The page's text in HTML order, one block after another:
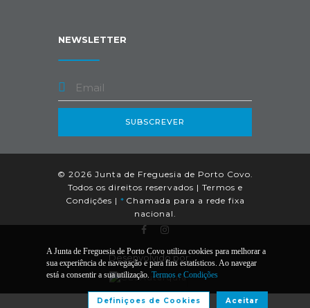
NEWSLETTER
SUBSCREVER
© 2026 Junta de Freguesia de Porto Covo.
Todos os direitos reservados | Termos e
Condições | * Chamada para a rede fixa
nacional.
Desenvolvido por:
A Junta de Freguesia de Porto Covo utiliza cookies para melhorar a
sua experiência de navegação e para fins estatísticos. Ao navegar
está a consentir a sua utilização. Termos e Condições
Aceitar
Definiçoes de Cookies